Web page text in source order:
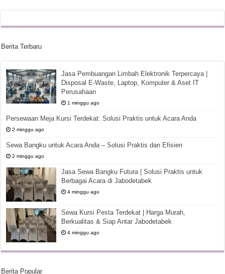
Berita Terbaru
Jasa Pembuangan Limbah Elektronik Terpercaya |
Disposal E-Waste, Laptop, Komputer & Aset IT
Perusahaan
1 minggu ago
Persewaan Meja Kursi Terdekat: Solusi Praktis untuk Acara Anda
2 minggu ago
Sewa Bangku untuk Acara Anda – Solusi Praktis dan Efisien
2 minggu ago
Jasa Sewa Bangku Futura | Solusi Praktis untuk
Berbagai Acara di Jabodetabek
4 minggu ago
Sewa Kursi Pesta Terdekat | Harga Murah,
Berkualitas & Siap Antar Jabodetabek
4 minggu ago
Berita Popular